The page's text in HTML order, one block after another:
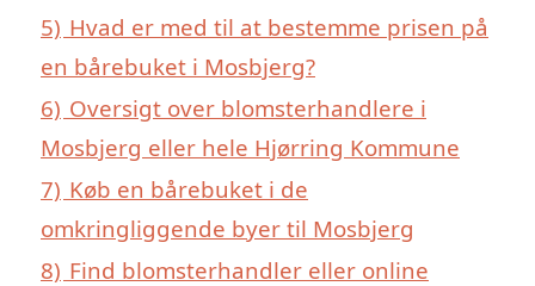
5) Hvad er med til at bestemme prisen på
en bårebuket i Mosbjerg?
6) Oversigt over blomsterhandlere i
Mosbjerg eller hele Hjørring Kommune
7) Køb en bårebuket i de
omkringliggende byer til Mosbjerg
8) Find blomsterhandler eller online